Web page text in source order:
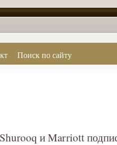
Поиск по сайту
и Marriott